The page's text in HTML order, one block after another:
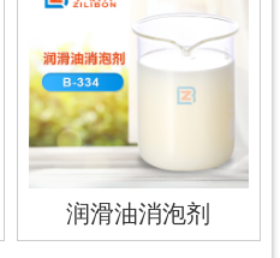
润滑油消泡剂